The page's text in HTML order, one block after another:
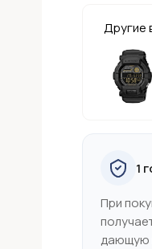
Другие
1
При
дающую